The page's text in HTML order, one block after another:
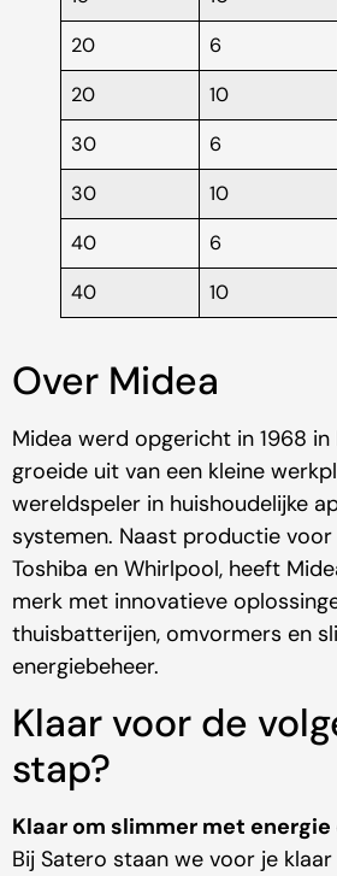
20
6
20
10
30
6
30
10
40
6
40
10
Over Midea
Midea werd opgericht in 1968 in
groeide uit van een kleine
wereldspeler in huishoudelijke
systemen. Naast productie voor
Toshiba en Whirlpool, heeft
merk met innovatieve
thuisbatterijen, omvormers en
energiebeheer.
Klaar voor de
stap?
Klaar om slimmer met energie
Bij Satero staan we voor je